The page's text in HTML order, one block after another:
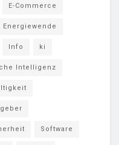
E-Commerce
Energiewende
Info ki
Intelligenz
Software